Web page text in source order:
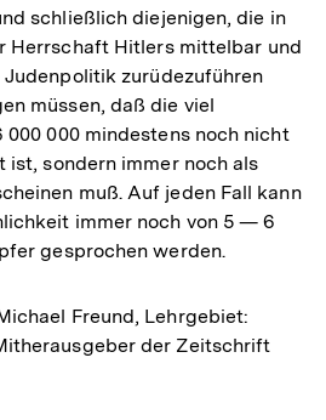
schließlich diejenigen, die in
Herrschaft Hitlers mittelbar und
zurüdezuführen
müssen, daß die viel
000 mindestens noch nicht
sondern immer noch als
muß. Auf jeden Fall kann
immer noch von 5 — 6
gesprochen werden.
Freund, Lehrgebiet:
der Zeitschrift